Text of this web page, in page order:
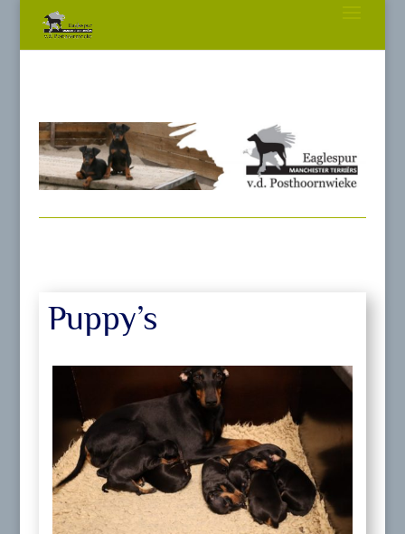
Puppy’s